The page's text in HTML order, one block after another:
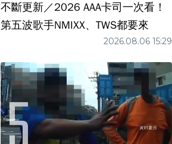
不斷更新／2026 AAA卡司一次看！
第五波歌手NMIXX、TWS都要來
2026.08.06 15:29